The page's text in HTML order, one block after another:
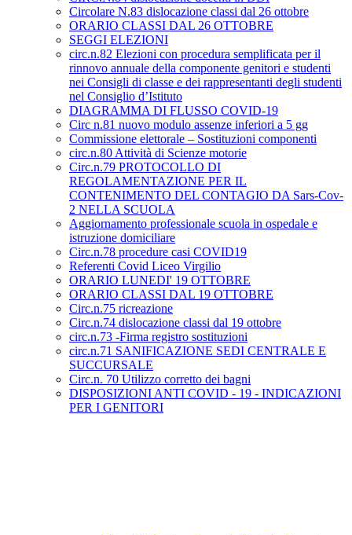
Circolare N.83 dislocazione classi dal 26 ottobre
ORARIO CLASSI DAL 26 OTTOBRE
SEGGI ELEZIONI
circ.n.82 Elezioni con procedura semplificata per il
rinnovo annuale della componente genitori e studenti
nei Consigli di classe e dei rappresentanti degli studenti
nel Consiglio d’Istituto
DIAGRAMMA DI FLUSSO COVID-19
Circ n.81 nuovo modulo assenze inferiori a 5 gg
Commissione elettorale – Sostituzioni componenti
circ.n.80 Attività di Scienze motorie
Circ.n.79 PROTOCOLLO DI
REGOLAMENTAZIONE PER IL
CONTENIMENTO DEL CONTAGIO DA Sars-Cov-
2 NELLA SCUOLA
Aggiornamento professionale scuola in ospedale e
istruzione domiciliare
Circ.n.78 procedure casi COVID19
Referenti Covid Liceo Virgilio
ORARIO LUNEDI' 19 OTTOBRE
ORARIO CLASSI DAL 19 OTTOBRE
Circ.n.75 ricreazione
Circ.n.74 dislocazione classi dal 19 ottobre
circ.n.73 -Firma registro sostituzioni
circ.n.71 SANIFICAZIONE SEDI CENTRALE E
SUCCURSALE
Circ.n. 70 Utilizzo corretto dei bagni
DISPOSIZIONI ANTI COVID - 19 - INDICAZIONI
PER I GENITORI